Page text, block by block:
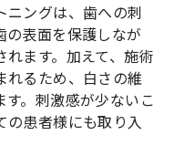
ニングは、歯への刺
表面を保護しなが
ます。加えて、施術
れるため、白さの維
。刺激感が少ないこ
の患者様にも取り入